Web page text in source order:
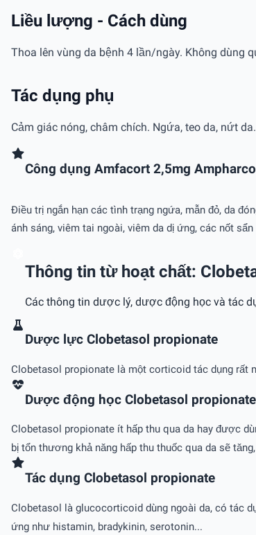
Liều lượng - Cách dùng
Thoa lên vùng da bệnh 4 lần/ngày. Không dùng
Tác dụng phụ
Cảm giác nóng, châm chích. Ngứa, teo da, nứt
Công dụng Amfacort 2,5mg
Ðiều trị ngắn hạn các tình trạng ngứa, mẫn đỏ, da
ánh sáng, viêm tai ngoài, viêm da dị ứng, các nốt
Thông tin từ hoạt chất:
Các thông tin dược lý, dược động học và tác
Dược lực Clobetasol propionate
Clobetasol propionate là một corticoid tác dụng rất
Dược động học Clobetasol propionate
Clobetasol propionate ít hấp thu qua da hay được
bị tổn thương khả năng hấp thu thuốc qua da sẽ
Tác dụng Clobetasol propionate
Clobetasol là glucocorticoid dùng ngoài da, có tác
ứng như histamin, bradykinin, serotonin...